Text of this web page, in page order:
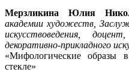
Мерзликина Юлия
академии художеств,
искусствоведения,
декоративно-прикладного
«Мифологические образы
стекле»